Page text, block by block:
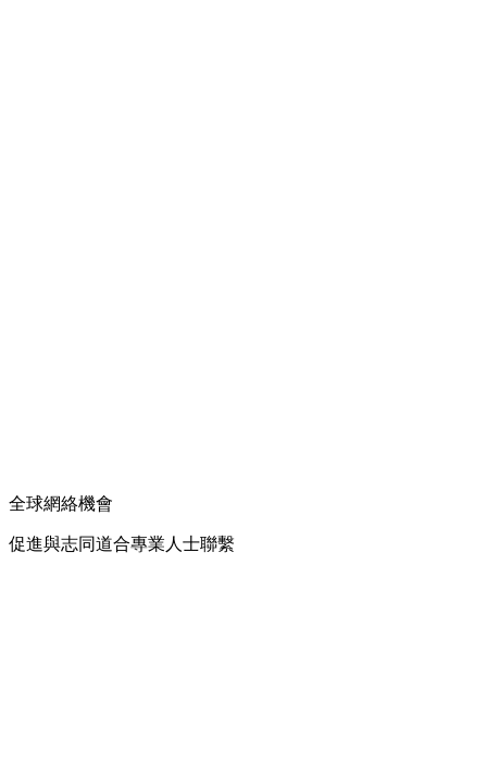
全球網絡機會
促進與志同道合專業人士聯繫